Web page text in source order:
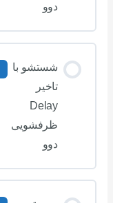
دوو
شستشو با
تاخیر
Delay
ظرفشویی
دوو